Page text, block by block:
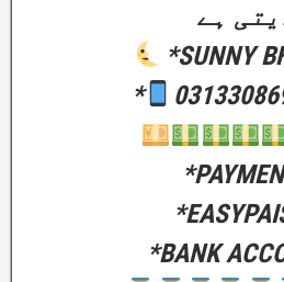
ہے
*SUNNY
*
*BANK